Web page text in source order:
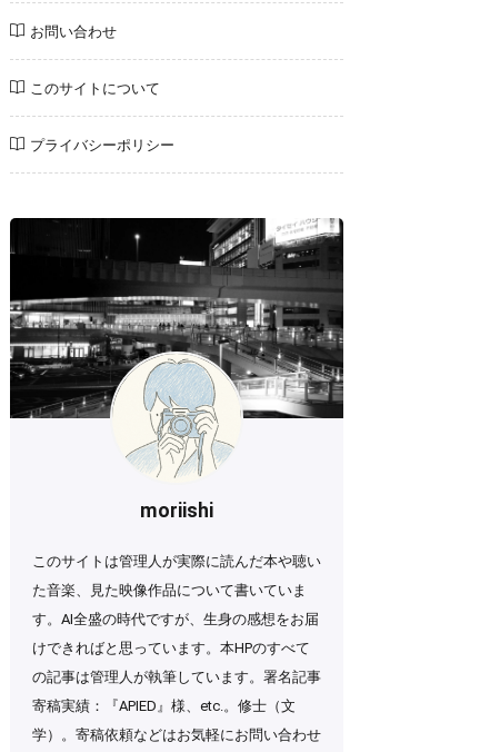
お問い合わせ
このサイトについて
プライバシーポリシー
moriishi
このサイトは管理人が実際に読んだ本や聴い
た音楽、見た映像作品について書いていま
す。AI全盛の時代ですが、生身の感想をお届
けできればと思っています。本HPのすべて
の記事は管理人が執筆しています。署名記事
寄稿実績：『APIED』様、etc.。修士（文
学）。寄稿依頼などはお気軽にお問い合わせ